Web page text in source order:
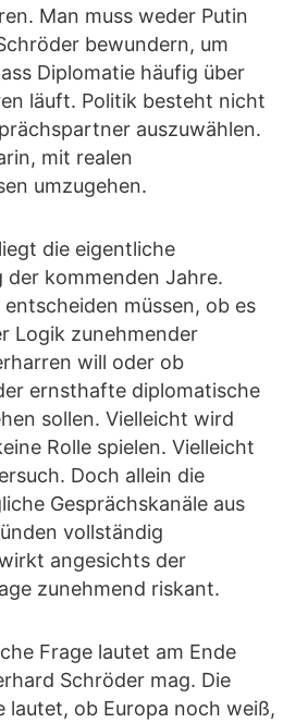
Man muss weder Putin
bewundern, um
Diplomatie häufig über
läuft. Politik besteht nicht
auszuwählen.
mit realen
umzugehen.
die eigentliche
der kommenden Jahre.
müssen, ob es
Logik zunehmender
will oder ob
ernsthafte diplomatische
sollen. Vielleicht wird
Rolle spielen. Vielleicht
Doch allein die
Gesprächskanäle aus
vollständig
angesichts der
zunehmend riskant.
Frage lautet am Ende
Schröder mag. Die
lautet, ob Europa noch weiß,